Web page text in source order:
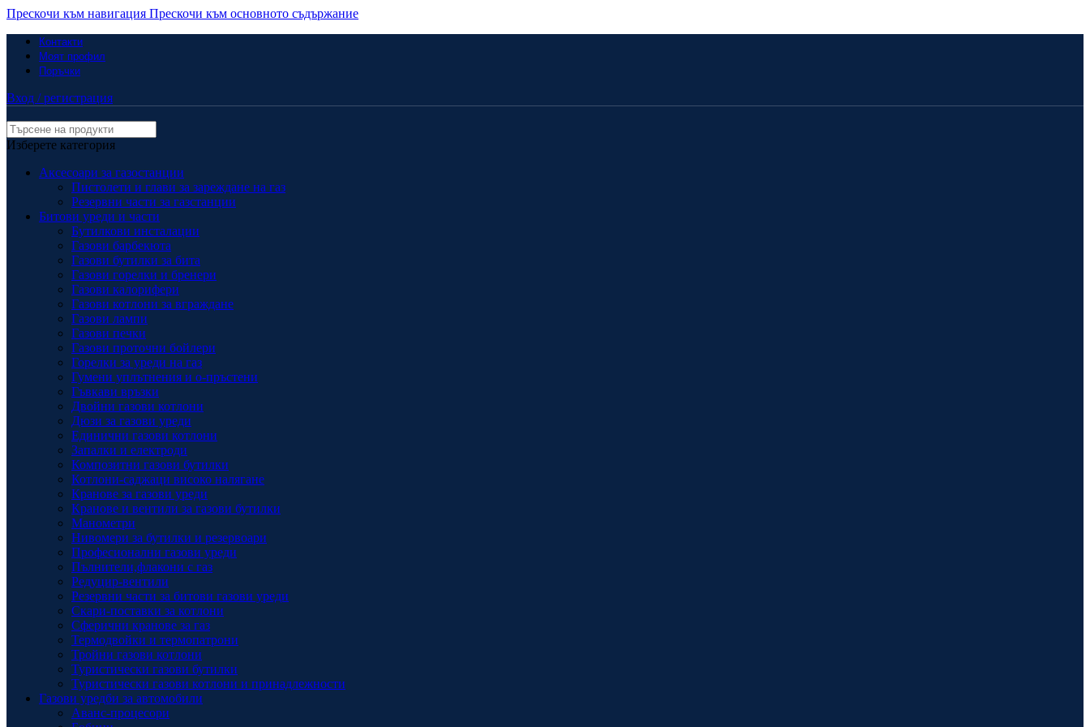
Прескочи към навигация Прескочи към основното съдържание
Контакти
Моят профил
Поръчки
Вход / регистрация
Изберете категория
Аксесоари за газостанции
Пистолети и глави за зареждане на газ
Резервни части за газстанции
Битови уреди и части
Бутилкови инсталации
Газови барбекюта
Газови бутилки за бита
Газови горелки и бренери
Газови калорифери
Газови котлони за вграждане
Газови лампи
Газови печки
Газови проточни бойлери
Горелки за уреди на газ
Гумени уплътнения и о-пръстени
Гъвкави връзки
Двойни газови котлони
Дюзи за газови уреди
Единични газови котлони
Запалки и електроди
Композитни газови бутилки
Котлони-саджаци високо налягане
Кранове за газови уреди
Кранове и вентили за газови бутилки
Манометри
Нивомери за бутилки и резервоари
Професионални газови уреди
Пълнители,флакони с газ
Редуцир-вентили
Резервни части за битови газови уреди
Скари-поставки за котлони
Сферични кранове за газ
Термодвойки и термопатрони
Тройни газови котлони
Туристически газови бутилки
Туристически газови котлони и принадлежности
Газови уредби за автомобили
Аванс-процесори